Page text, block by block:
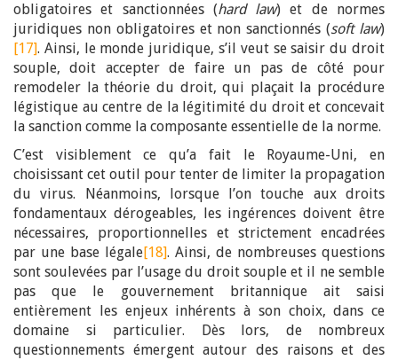
obligatoires et sanctionnées (hard law) et de normes
juridiques non obligatoires et non sanctionnés (soft law)
[17]. Ainsi, le monde juridique, s’il veut se saisir du droit
souple, doit accepter de faire un pas de côté pour
remodeler la théorie du droit, qui plaçait la procédure
légistique au centre de la légitimité du droit et concevait
la sanction comme la composante essentielle de la norme.
C’est visiblement ce qu’a fait le Royaume-Uni, en
choisissant cet outil pour tenter de limiter la propagation
du virus. Néanmoins, lorsque l’on touche aux droits
fondamentaux dérogeables, les ingérences doivent être
nécessaires, proportionnelles et strictement encadrées
par une base légale[18]. Ainsi, de nombreuses questions
sont soulevées par l’usage du droit souple et il ne semble
pas que le gouvernement britannique ait saisi
entièrement les enjeux inhérents à son choix, dans ce
domaine si particulier. Dès lors, de nombreux
questionnements émergent autour des raisons et des